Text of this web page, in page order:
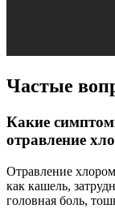
Частые
Какие
отравление
Отравление
как кашель,
головная боль,